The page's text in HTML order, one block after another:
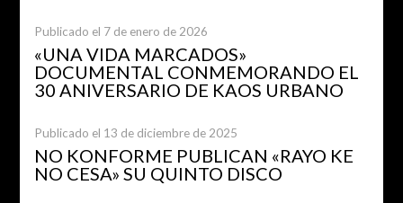
Publicado el 7 de enero de 2026
«UNA VIDA MARCADOS»
DOCUMENTAL CONMEMORANDO EL
30 ANIVERSARIO DE KAOS URBANO
Publicado el 13 de diciembre de 2025
NO KONFORME PUBLICAN «RAYO KE
NO CESA» SU QUINTO DISCO